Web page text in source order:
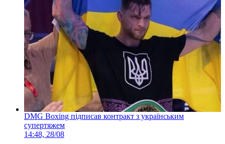
DMG Boxing підписав контракт з українським
супертяжем
14:48, 28/08